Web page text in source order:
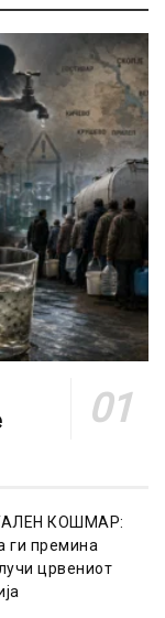
КОШМАР:
ги премина
црвениот